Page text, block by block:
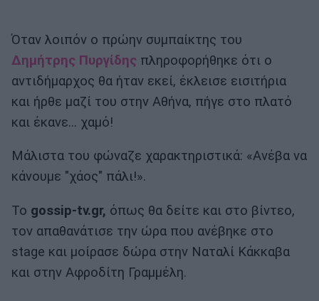
Όταν λοιπόν ο πρώην συμπαίκτης του
Δημήτρης Πυργίδης πληροφορήθηκε ότι ο
αντιδήμαρχος θα ήταν εκεί, έκλεισε εισιτήρια
και ήρθε μαζί του στην Αθήνα, πήγε στο πλατό
και έκανε... χαμό!
Μάλιστα του φώναζε χαρακτηριστικά: «Ανέβα να
κάνουμε "χάος" πάλι!».
Το gossip-tv.gr, όπως θα δείτε και στο βίντεο,
τον απαθανάτισε την ώρα που ανέβηκε στο
stage και μοίρασε δώρα στην Ναταλί Κάκκαβα
και στην Αφροδίτη Γραμμέλη.